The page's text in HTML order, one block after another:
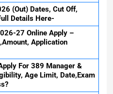
(Out) Dates, Cut Off,
Details Here-
27 Online Apply –
Application
For 389 Manager &
Age Limit, Date,Exam